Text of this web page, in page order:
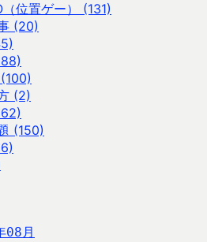
位置ゲー） (131)
(20)
(2)
(150)
08月